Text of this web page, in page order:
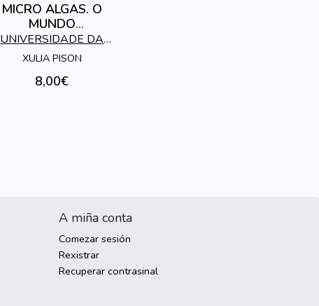
MICRO ALGAS. O
MUNDO
OCULTO(GALEGO)
UNIVERSIDADE DA
CORUÑA
XULIA PISON
8,00€
A miña conta
Comezar sesión
Rexistrar
Recuperar contrasinal